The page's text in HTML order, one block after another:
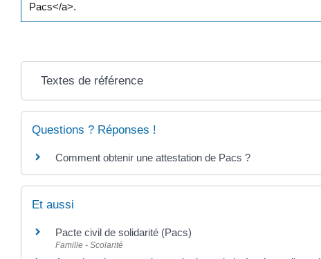
Pacs</a>.
Textes de référence
Questions ? Réponses !
Comment obtenir une attestation de Pacs ?
Et aussi
Pacte civil de solidarité (Pacs)
Famille - Scolarité